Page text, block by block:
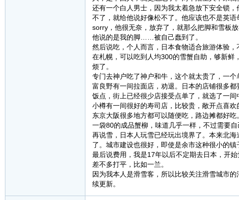
还有一个白人男士，因为我太着急放下安全锁
不了，就给他说好像松不了。他应该也不是英
sorry，他很无奈，放弃了，就那么把脚和雪板
他说的是我的脚……被自己蠢到了。
然后说吃，个人而言，日本食物适合旅游体验，
在札幌，可以吃到人均300的雪蟹自助，够新鲜
烦了。
专门去神户吃了神户和牛，这个就太贵了，一
富良野有一间拉面店，劝退。日本的店铺很多
饭点，街上已经很少店接受点单了，就选了一
小樽有一间很好的寿司店，比较贵，敞开点喜欢
东京大阪很多地方都可以随便吃，路边摊都好
一袋80的成品蟹柳，味道几乎一样，不过需要自
再说雪，日本人玩雪已经玩出境界了。本来北
了。城市建设也很好，即使是余市这种很小的
最后说费用，我是17年以后不定期去日本，开
差不多打平，比如一兰。
因为我本人是滑雪客，所以比较关注滑雪城市
续更新。